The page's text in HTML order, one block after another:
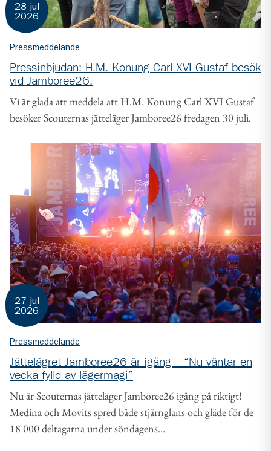
28 jul
2026
Pressmeddelande
Pressinbjudan: H.M. Konung Carl XVI Gustaf besök
vid Jamboree26.
Vi är glada att meddela att H.M. Konung Carl XVI Gustaf
besöker Scouternas jätteläger Jamboree26 fredagen 30 juli.
27 jul
2026
Pressmeddelande
Jättelägret Jamboree26 är igång – “Nu väntar en
vecka fylld av lägermagi”
Nu är Scouternas jätteläger Jamboree26 igång på riktigt!
Medina och Movits spred både stjärnglans och gläde för de
18 000 deltagarna under söndagens...